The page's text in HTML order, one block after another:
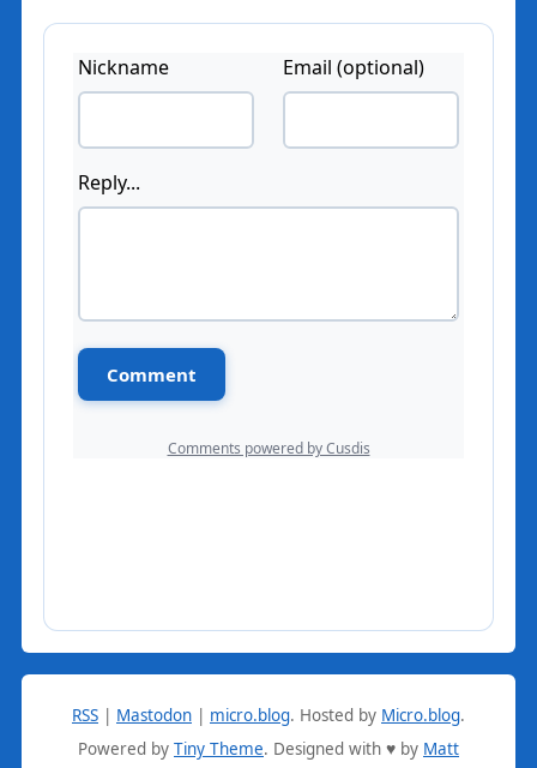
RSS | Mastodon | micro.blog. Hosted by Micro.blog.
Powered by Tiny Theme. Designed with ♥ by Matt